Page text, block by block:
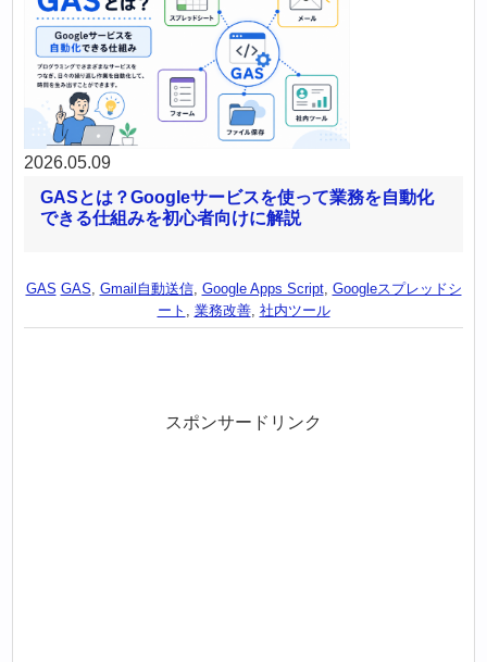
2026.05.09
GASとは？Googleサービスを使って業務を自動化
できる仕組みを初心者向けに解説
GAS GAS, Gmail自動送信, Google Apps Script, Googleスプレッドシ
ート , 業務改善, 社内ツール
スポンサードリンク